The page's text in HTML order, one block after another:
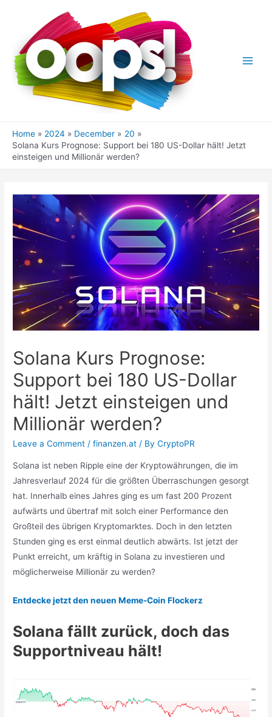
Home 2024 December
20
Solana Kurs Prognose: Support bei 180 US-Dollar hält! Jetzt
einsteigen und Millionär werden?
Solana Kurs Prognose:
Support bei 180 US-Dollar
hält! Jetzt einsteigen und
Millionär werden?
Leave a Comment /finanzen.at / ByCryptoPR
Solana ist neben Ripple eine der Kryptowährungen, die im
Jahresverlauf 2024 für die größten Überraschungen gesorgt
hat. Innerhalb eines Jahres ging es um fast 200 Prozent
aufwärts und übertraf mit solch einer Performance den
Großteil des übrigen Kryptomarktes. Doch in den letzten
Stunden ging es erst einmal deutlich abwärts. Ist jetzt der
Punkt erreicht, um kräftig in Solana zu investieren und
möglicherweise Millionär zu werden?
Entdecke jetzt den neuen Meme-Coin Flockerz
Solana fällt zurück, doch das
Supportniveau hält!